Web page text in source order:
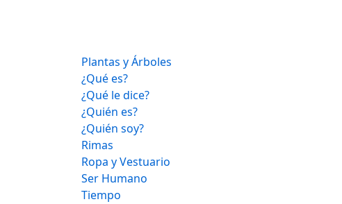
Plantas y Árboles
¿Qué es?
¿Qué le dice?
¿Quién es?
¿Quién soy?
Rimas
Ropa y Vestuario
Ser Humano
Tiempo